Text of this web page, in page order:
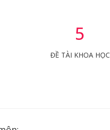
5
ĐỀ TÀI KHOA HỌC